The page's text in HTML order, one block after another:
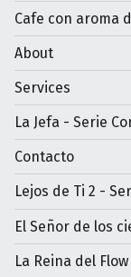
Cafe con aroma
About
Services
La Jefa - Serie
Contacto
Lejos de Ti 2 -
El Señor de los
La Reina del